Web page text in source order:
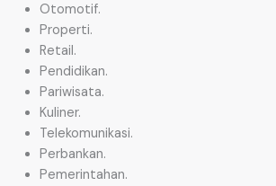
Otomotif.
Properti.
Retail.
Pendidikan.
Pariwisata.
Kuliner.
Telekomunikasi.
Perbankan.
Pemerintahan.